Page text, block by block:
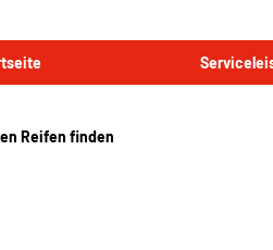
Reifen finden